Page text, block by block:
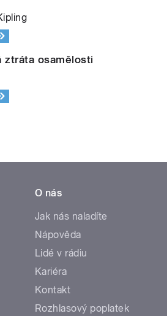
ztráta osamělosti
O nás
Jak nás naladíte
Nápověda
Lidé v rádiu
Kariéra
Kontakt
Rozhlasový poplatek